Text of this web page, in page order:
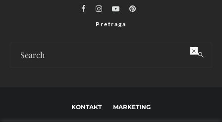
Pretraga
KONTAKT MARKETING
×